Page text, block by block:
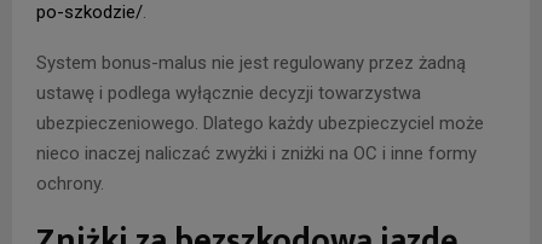
po-szkodzie/.
System bonus-malus nie jest regulowany przez żadną
ustawę i podlega wyłącznie decyzji towarzystwa
ubezpieczeniowego. Dlatego każdy ubezpieczyciel może
nieco inaczej naliczać zwyżki i zniżki na OC i inne formy
ochrony.